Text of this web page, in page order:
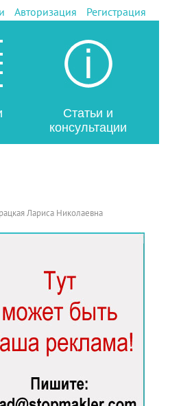
Авторизация Регистрация
Статьи и
консультации
Лариса Николаевна